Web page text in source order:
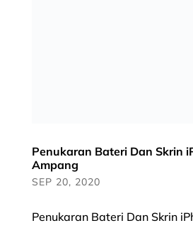
Penukaran Bateri Dan Skrin
Ampang
SEP 20, 2020
Penukaran Bateri Dan Skrin